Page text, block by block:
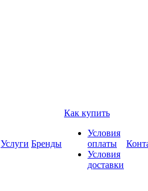
Услуги Бренды
Как купить
Условия
оплаты
Условия
доставки